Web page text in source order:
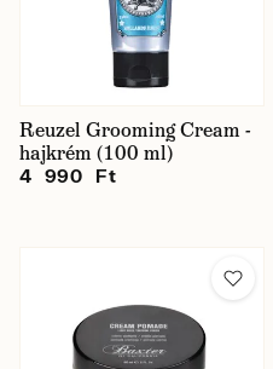
Reuzel Grooming Cream -
hajkrém (100 ml)
4 990 Ft